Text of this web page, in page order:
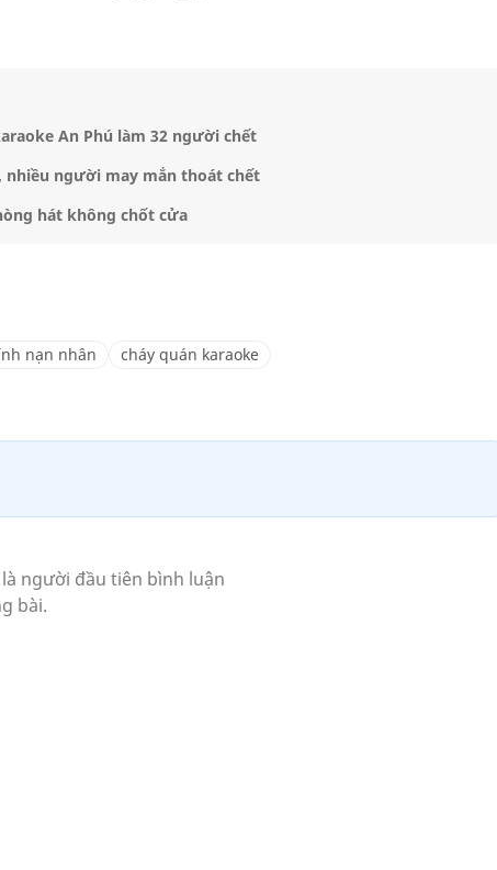
An Phú làm 32 người chết
nhiều người may mắn thoát chết
hát không chốt cửa
nạn nhân cháy quán karaoke